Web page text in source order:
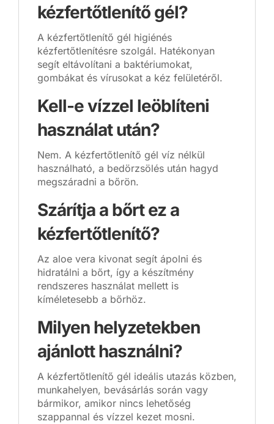
kézfertőtlenítő gél?
A kézfertőtlenítő gél higiénés
kézfertőtlenítésre szolgál. Hatékonyan
segít eltávolítani a baktériumokat,
gombákat és vírusokat a kéz felületéről.
Kell-e vízzel leöblíteni
használat után?
Nem. A kézfertőtlenítő gél víz nélkül
használható, a bedörzsölés után hagyd
megszáradni a bőrön.
Szárítja a bőrt ez a
kézfertőtlenítő?
Az aloe vera kivonat segít ápolni és
hidratálni a bőrt, így a készítmény
rendszeres használat mellett is
kíméletesebb a bőrhöz.
Milyen helyzetekben
ajánlott használni?
A kézfertőtlenítő gél ideális utazás közben,
munkahelyen, bevásárlás során vagy
bármikor, amikor nincs lehetőség
szappannal és vízzel kezet mosni.